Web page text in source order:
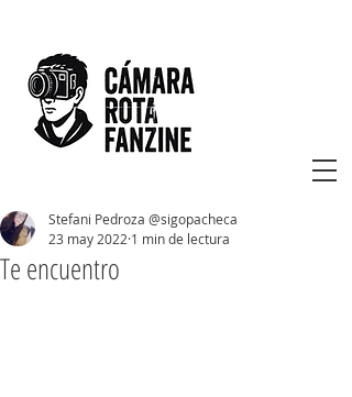
Te encuentro
Stefani Pedroza @sigopacheca
23 may 2022 1 min de lectura